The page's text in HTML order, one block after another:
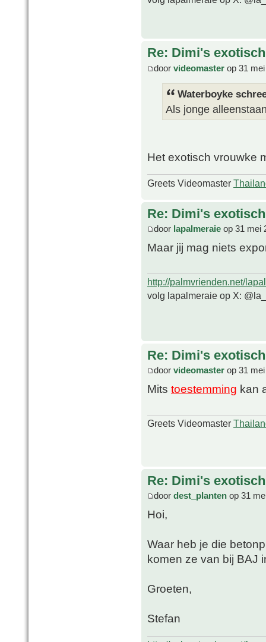
Re: Dimi's
door videomaster op 31
Waterboyke
Als jonge
Het exotisch vrouwke
Greets Videomaster
Re: Dimi's
door lapalmeraie op 31 mei
Maar jij mag niets
http://palmvrienden.net/
volg lapalmeraie op X:
Re: Dimi's
door videomaster op 31
Mits toestemming kan
Greets Videomaster
Re: Dimi's
door dest_planten op 31
Hoi,
Waar heb je die
komen ze van bij BAJ
Groeten,
Stefan